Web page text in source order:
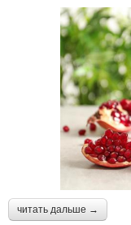
читать дальше →